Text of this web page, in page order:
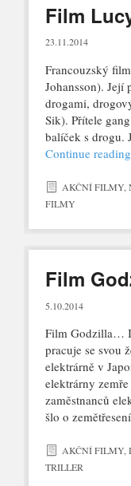
Film
23.11.2014
Francouzský
Johansson). Její
drogami,
Sik). Přítele
balíček s drogu.
Continue reading
AKČNÍ FILMY,
FILMY
Film
5.10.2014
Film Godzilla…
pracuje se svou
elektrárně v
elektrárny
zaměstnanců
šlo o
AKČNÍ FILMY,
TRILLER